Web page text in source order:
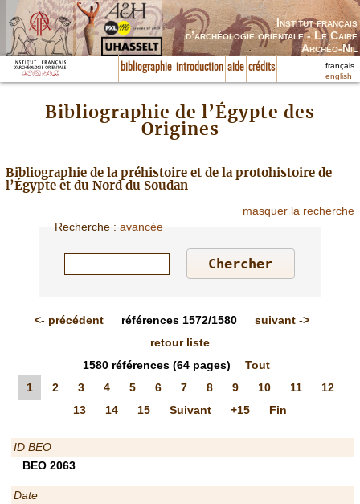
Institut français
d’archéologie orientale - Le Caire
Archéo-Nil
bibliographie introduction aide crédits
français
english
Bibliographie de l’Égypte des
Origines
Bibliographie de la préhistoire et de la protohistoire de
l’Égypte et du Nord du Soudan
masquer la recherche
Recherche :avancée
<- précédent références 1572/1580 suivant ->
retour liste
1580 références(64 pages)
Tout
1
2 3 4 5 6 7 8 9 10 11
12
13
14 15 Suivant +15 Fin
ID BEO
BEO 2063
Date